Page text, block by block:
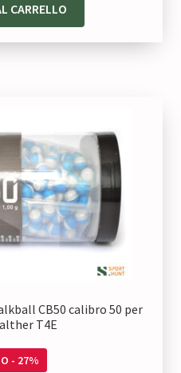
CARRELLO
CB50 calibro 50 per
T4E
- 27%